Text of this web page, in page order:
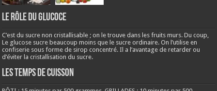
LE RÔLE DU GLUCOCE
C’est du sucre non cristallisable ; on le trouve dans les fruits murs. Du coup,
Le glucose sucre beaucoup moins que le sucre ordinaire. On l’utilise en
confiserie sous forme de sirop concentré. Il a l’avantage de retarder ou
d’éviter la cristallisation du sucre.
LES TEMPS DE CUISSON